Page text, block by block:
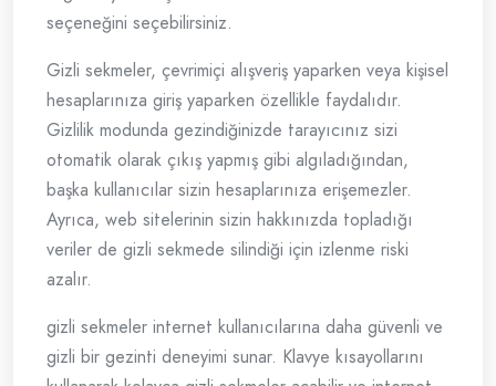
seçeneğini seçebilirsiniz.
Gizli sekmeler, çevrimiçi alışveriş yaparken veya kişisel
hesaplarınıza giriş yaparken özellikle faydalıdır.
Gizlilik modunda gezindiğinizde tarayıcınız sizi
otomatik olarak çıkış yapmış gibi algıladığından,
başka kullanıcılar sizin hesaplarınıza erişemezler.
Ayrıca, web sitelerinin sizin hakkınızda topladığı
veriler de gizli sekmede silindiği için izlenme riski
azalır.
gizli sekmeler internet kullanıcılarına daha güvenli ve
gizli bir gezinti deneyimi sunar. Klavye kısayollarını